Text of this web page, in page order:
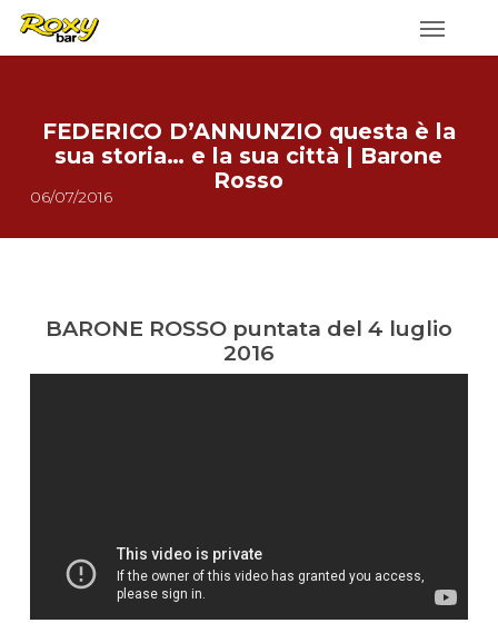
Skip
FEDERICO D’ANNUNZIO questa è la
sua storia… e la sua città | Barone
Rosso
06/07/2016
BARONE ROSSO puntata del 4 luglio
2016